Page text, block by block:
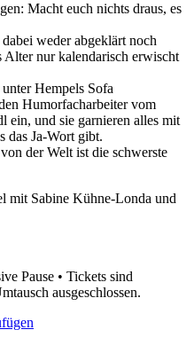
Macht euch nichts draus, es
weder abgeklärt noch
Alter nur kalendarisch erwischt
Hempels Sofa
Humorfacharbeiter vom
ein, und sie garnieren alles mit
das Ja-Wort gibt.
der Welt ist die schwerste
mit Sabine Kühne-Londa und
Pause • Tickets sind
ausgeschlossen.